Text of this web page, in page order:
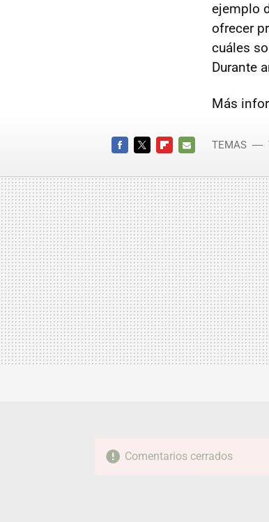
ejemplo
ofrecer
cuáles
Durante
Más
MAIL
TEMAS
Comentarios cerrados